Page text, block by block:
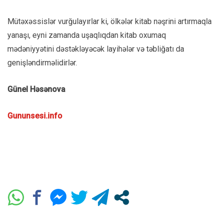
Mütəxəssislər vurğulayırlar ki, ölkələr kitab nəşrini artırmaqla
yanaşı, eyni zamanda uşaqlıqdan kitab oxumaq
mədəniyyətini dəstəkləyəcək layihələr və təbliğatı da
genişləndirməlidirlər.
Günel Həsənova
Gununsesi.info